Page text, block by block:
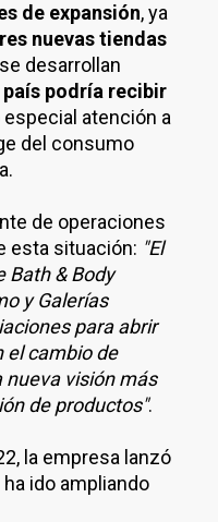
de expansión, ya
nuevas tiendas
desarrollan
podría recibir
especial atención a
del consumo
de operaciones
esta situación: "El
Bath & Body
y Galerías
para abrir
el cambio de
nueva visión más
de productos".
la empresa lanzó
ido ampliando